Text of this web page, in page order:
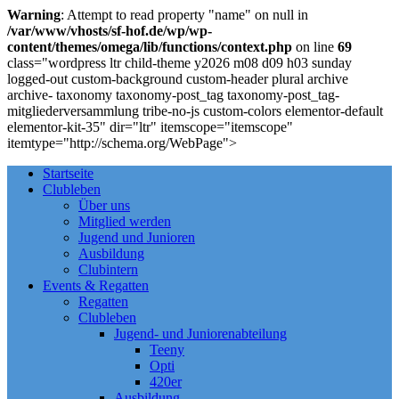
Warning: Attempt to read property "name" on null in
/var/www/vhosts/sf-hof.de/wp/wp-
content/themes/omega/lib/functions/context.php on line 69
class="wordpress ltr child-theme y2026 m08 d09 h03 sunday
logged-out custom-background custom-header plural archive
archive- taxonomy taxonomy-post_tag taxonomy-post_tag-
mitgliederversammlung tribe-no-js custom-colors elementor-default
elementor-kit-35" dir="ltr" itemscope="itemscope"
itemtype="http://schema.org/WebPage">
Startseite
Clubleben
Über uns
Mitglied werden
Jugend und Junioren
Ausbildung
Clubintern
Events & Regatten
Regatten
Clubleben
Jugend- und Juniorenabteilung
Teeny
Opti
420er